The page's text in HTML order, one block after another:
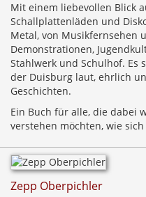
Mit einem liebevollen Blick
Schallplattenläden und
Metal, von Musikfernsehen
Demonstrationen,
Stahlwerk und Schulhof. Es
der Duisburg laut, ehrlich
Geschichten.
Ein Buch für alle, die dabei
verstehen möchten, wie
Zepp Oberpichler